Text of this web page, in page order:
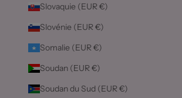
Slovaquie (EUR €)
Slovénie (EUR €)
Somalie (EUR €)
Soudan (EUR €)
Soudan du Sud (EUR €)